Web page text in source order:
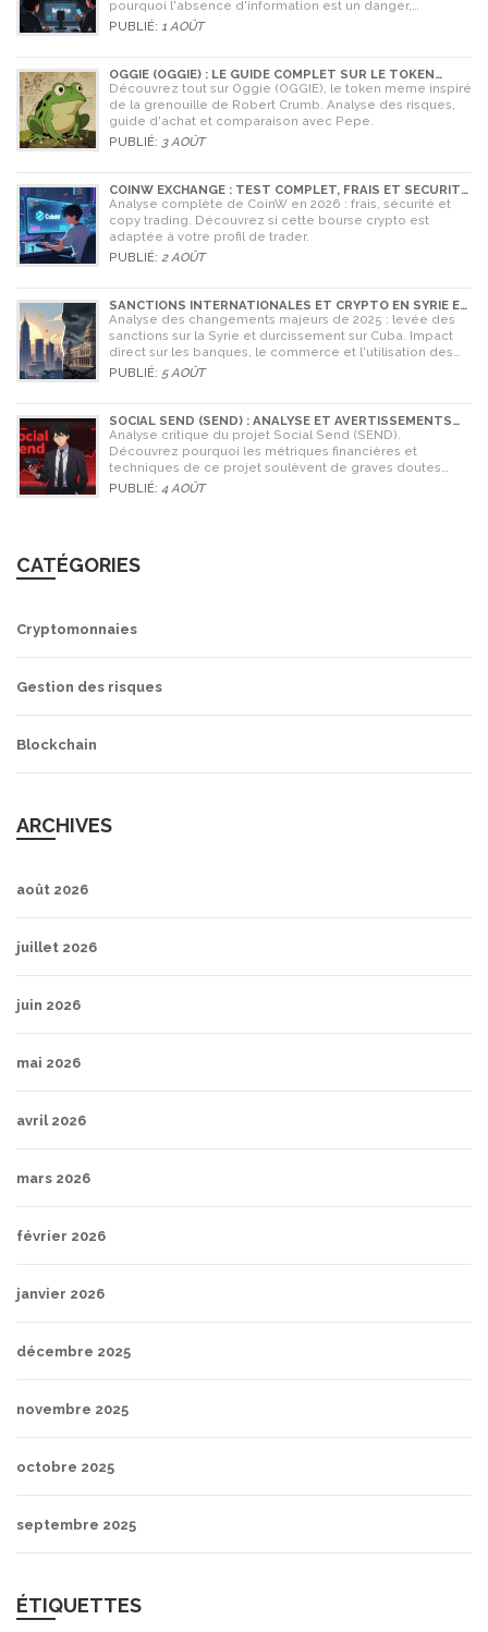
pourquoi l'absence d'information est un danger,
comparez avec Coinone et apprenez à vérifier la sécurité
PUBLIÉ: 1 AOÛT
OGGIE (OGGIE) : LE GUIDE COMPLET SUR LE TOKEN
MEME DE LA GRENOUILLE
Découvrez tout sur Oggie (OGGIE), le token meme inspiré
de la grenouille de Robert Crumb. Analyse des risques,
guide d'achat et comparaison avec Pepe.
PUBLIÉ: 3 AOÛT
COINW EXCHANGE : TEST COMPLET, FRAIS ET SÉCURITÉ
EN 2026
Analyse complète de CoinW en 2026 : frais, sécurité et
copy trading. Découvrez si cette bourse crypto est
adaptée à votre profil de trader.
PUBLIÉ: 2 AOÛT
SANCTIONS INTERNATIONALES ET CRYPTO EN SYRIE ET
CUBA : L'IMPACT MAJEUR DE 2025
Analyse des changements majeurs de 2025 : levée des
sanctions sur la Syrie et durcissement sur Cuba. Impact
direct sur les banques, le commerce et l'utilisation des
cryptomonnaies comme Bitcoin.
PUBLIÉ: 5 AOÛT
SOCIAL SEND (SEND) : ANALYSE ET AVERTISSEMENTS
CRITIQUES POUR 2026
Analyse critique du projet Social Send (SEND).
Découvrez pourquoi les métriques financières et
techniques de ce projet soulèvent de graves doutes
quant à sa légitimité en 2026.
PUBLIÉ: 4 AOÛT
CATÉGORIES
Cryptomonnaies
Gestion des risques
Blockchain
ARCHIVES
août 2026
juillet 2026
juin 2026
mai 2026
avril 2026
mars 2026
février 2026
janvier 2026
décembre 2025
novembre 2025
octobre 2025
septembre 2025
ÉTIQUETTES